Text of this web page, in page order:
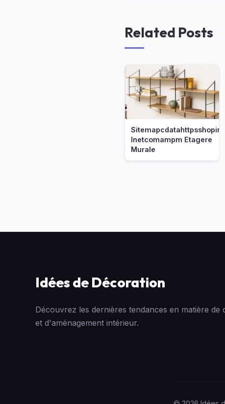
Related Posts
Sitemapcdatahttpsshopinf
Inetcomampm Etagere
Murale
Idées de Décoration
Découvrez les dernières tendances en matière de
et d'aménagement intérieur.